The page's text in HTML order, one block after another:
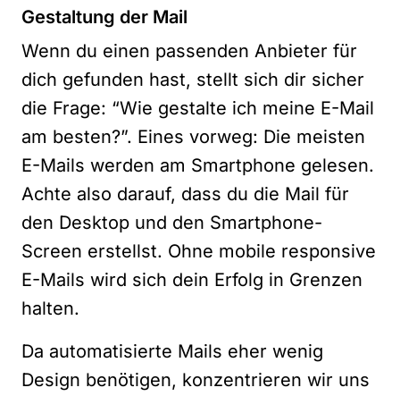
Gestaltung der Mail
Wenn du einen passenden Anbieter für
dich gefunden hast, stellt sich dir sicher
die Frage: “Wie gestalte ich meine E-Mail
am besten?”. Eines vorweg: Die meisten
E-Mails werden am Smartphone gelesen.
Achte also darauf, dass du die Mail für
den Desktop und den Smartphone-
Screen erstellst. Ohne mobile responsive
E-Mails wird sich dein Erfolg in Grenzen
halten.
Da automatisierte Mails eher wenig
Design benötigen, konzentrieren wir uns